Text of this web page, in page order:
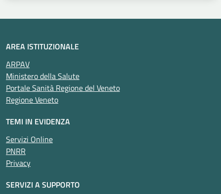
AREA ISTITUZIONALE
ARPAV
Ministero della Salute
Portale Sanità Regione del Veneto
Regione Veneto
TEMI IN EVIDENZA
Servizi Online
PNRR
Privacy
SERVIZI A SUPPORTO